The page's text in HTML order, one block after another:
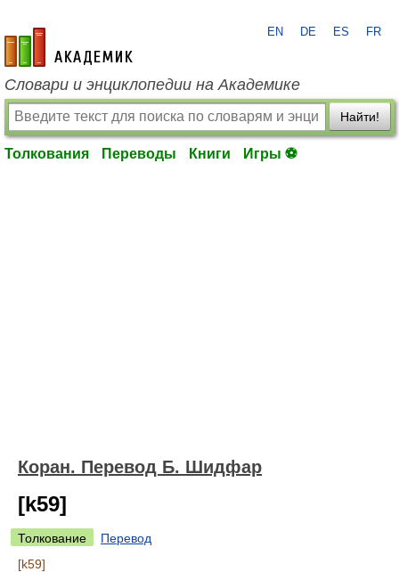
academic.ru
EN DE ES FR
Словари и энциклопедии на Академике
Найти!
Толкования Переводы Книги Игры ⚽
Коран. Перевод Б. Шидфар
[k59]
Толкование
Перевод
[k59]